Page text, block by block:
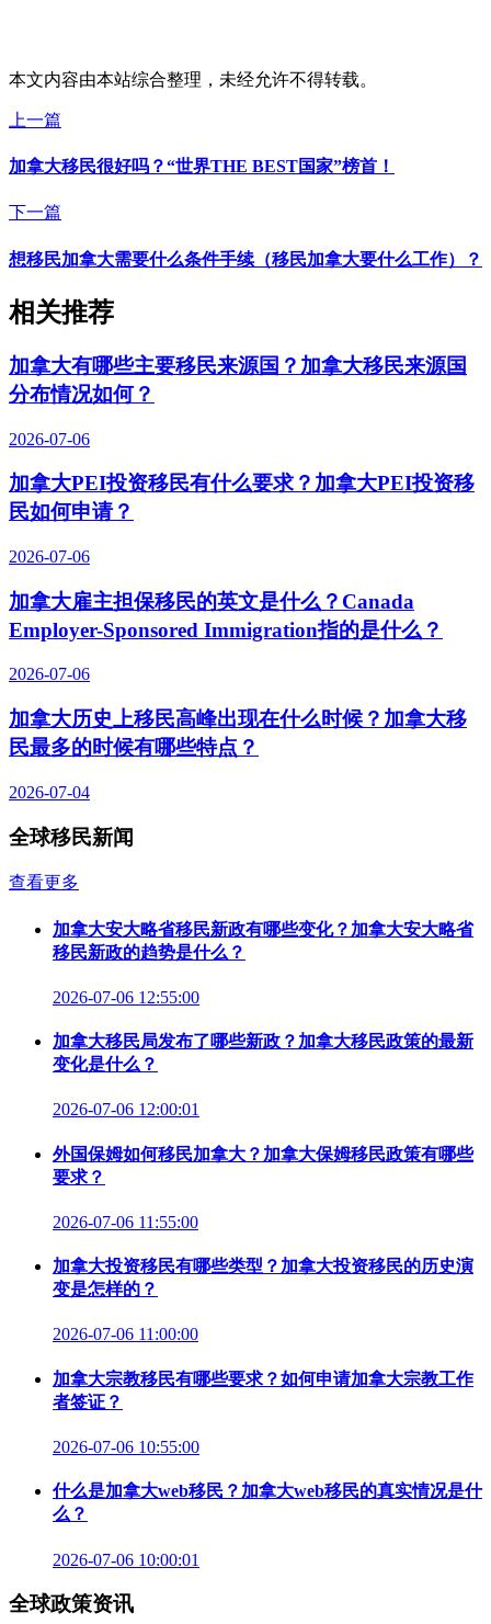
本文内容由本站综合整理，未经允许不得转载。
上一篇
加拿大移民很好吗？“世界THE BEST国家”榜首！
下一篇
想移民加拿大需要什么条件手续（移民加拿大要什么工作）？
相关推荐
加拿大有哪些主要移民来源国？加拿大移民来源国
分布情况如何？
2026-07-06
加拿大PEI投资移民有什么要求？加拿大PEI投资移
民如何申请？
2026-07-06
加拿大雇主担保移民的英文是什么？Canada
Employer-Sponsored Immigration指的是什么？
2026-07-06
加拿大历史上移民高峰出现在什么时候？加拿大移
民最多的时候有哪些特点？
2026-07-04
全球移民新闻
查看更多
加拿大安大略省移民新政有哪些变化？加拿大安大略省
移民新政的趋势是什么？
2026-07-06 12:55:00
加拿大移民局发布了哪些新政？加拿大移民政策的最新
变化是什么？
2026-07-06 12:00:01
外国保姆如何移民加拿大？加拿大保姆移民政策有哪些
要求？
2026-07-06 11:55:00
加拿大投资移民有哪些类型？加拿大投资移民的历史演
变是怎样的？
2026-07-06 11:00:00
加拿大宗教移民有哪些要求？如何申请加拿大宗教工作
者签证？
2026-07-06 10:55:00
什么是加拿大web移民？加拿大web移民的真实情况是什
么？
2026-07-06 10:00:01
全球政策资讯